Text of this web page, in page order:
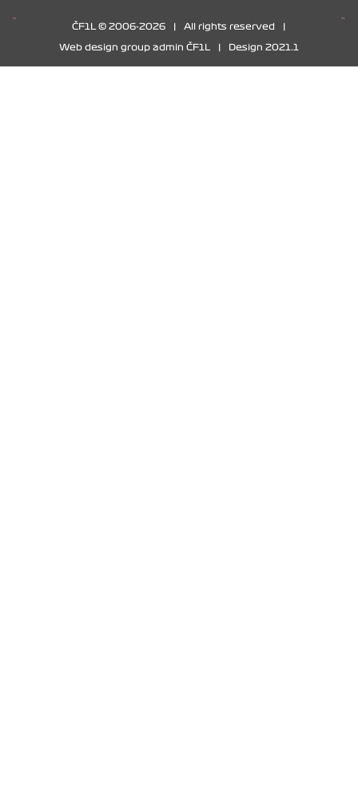
ČF1L © 2006-2026 All rights reserved
Web design group admin ČF1L Design 2021.1